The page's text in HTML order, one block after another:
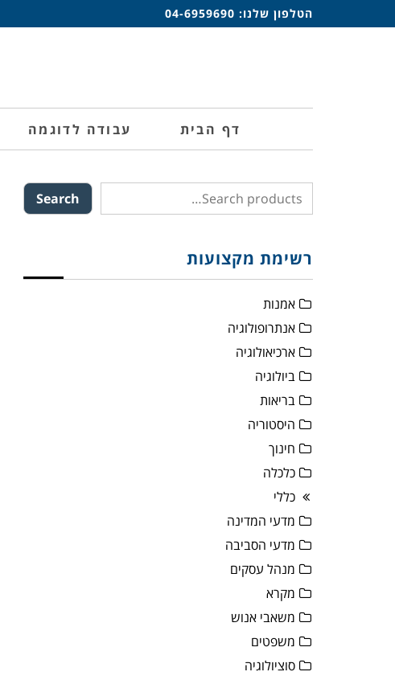
הטלפון שלנו: 04-6959690
דף הבית עבודה לדוגמה
Search
רשימת מקצועות
אמנות
אנתרופולוגיה
ארכיאולוגיה
ביולוגיה
בריאות
היסטוריה
חינוך
כלכלה
כללי
מדעי המדינה
מדעי הסביבה
מנהל עסקים
מקרא
משאבי אנוש
משפטים
סוציולוגיה